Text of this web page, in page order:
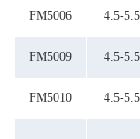
FM5006 4.5-5.5
FM5009 4.5-5.5
FM5010 4.5-5.5